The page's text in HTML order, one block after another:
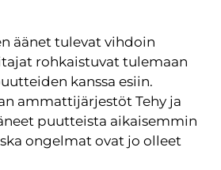
äänet tulevat vihdoin
rohkaistuvat tulemaan
kanssa esiin.
ammattijärjestöt Tehy ja
puutteista aikaisemmin
ongelmat ovat jo olleet